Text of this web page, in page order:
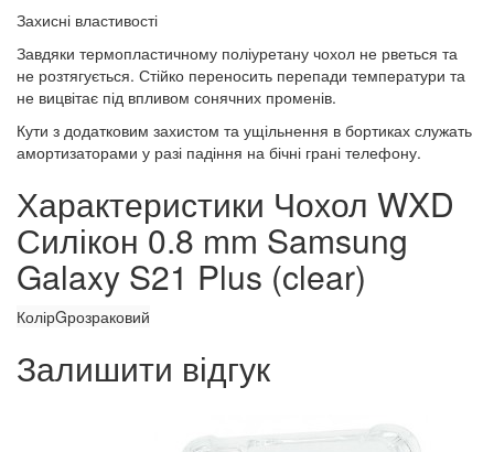
Захисні властивості
Завдяки термопластичному поліуретану чохол не рветься та
не розтягується. Стійко переносить перепади температури та
не вицвітає під впливом сонячних променів.
Кути з додатковим захистом та ущільнення в бортиках служать
амортизаторами у разі падіння на бічні грані телефону.
Характеристики Чохол WXD
Силікон 0.8 mm Samsung
Galaxy S21 Plus (clear)
КолірGрозраковий
Залишити відгук